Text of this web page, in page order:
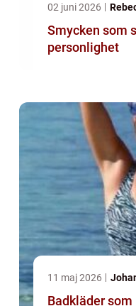
02 juni 2026
Smycken som
personlighet
11 maj 2026
Badkläder